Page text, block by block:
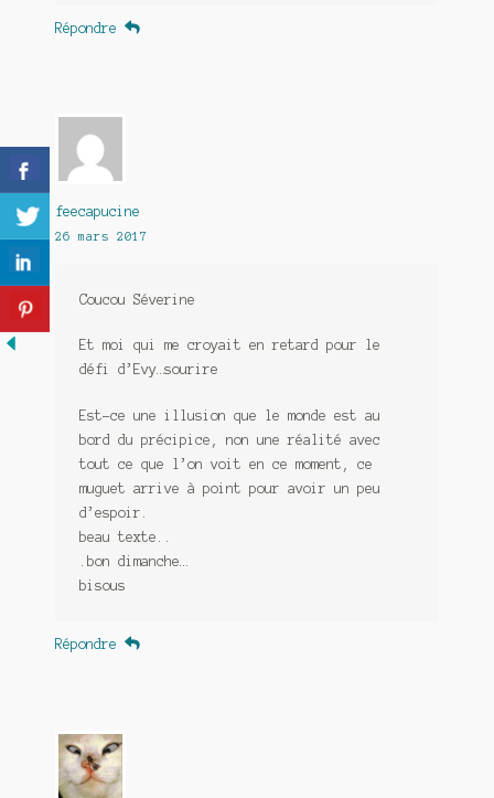
Répondre
feecapucine
26 mars 2017
Coucou Séverine
Et moi qui me croyait en retard pour le
défi d’Evy…sourire
Est-ce une illusion que le monde est au
bord du précipice, non une réalité avec
tout ce que l’on voit en ce moment, ce
muguet arrive à point pour avoir un peu
d’espoir.
beau texte..
.bon dimanche…
bisous
Répondre